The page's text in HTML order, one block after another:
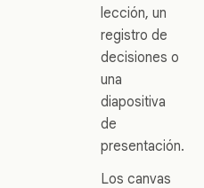
lección, un
registro de
decisiones o
una
diapositiva
de
presentación.
Los canvas